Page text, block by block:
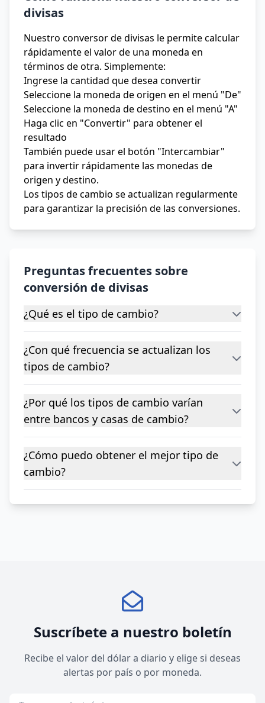
divisas
Nuestro conversor de divisas le permite calcular
rápidamente el valor de una moneda en
términos de otra. Simplemente:
Ingrese la cantidad que desea convertir
Seleccione la moneda de origen en el menú "De"
Seleccione la moneda de destino en el menú "A"
Haga clic en "Convertir" para obtener el
resultado
También puede usar el botón "Intercambiar"
para invertir rápidamente las monedas de
origen y destino.
Los tipos de cambio se actualizan regularmente
para garantizar la precisión de las conversiones.
Preguntas frecuentes sobre
conversión de divisas
¿Qué es el tipo de cambio?
¿Con qué frecuencia se actualizan los
tipos de cambio?
¿Por qué los tipos de cambio varían
entre bancos y casas de cambio?
¿Cómo puedo obtener el mejor tipo de
cambio?
Suscríbete a nuestro boletín
Recibe el valor del dólar a diario y elige si deseas
alertas por país o por moneda.